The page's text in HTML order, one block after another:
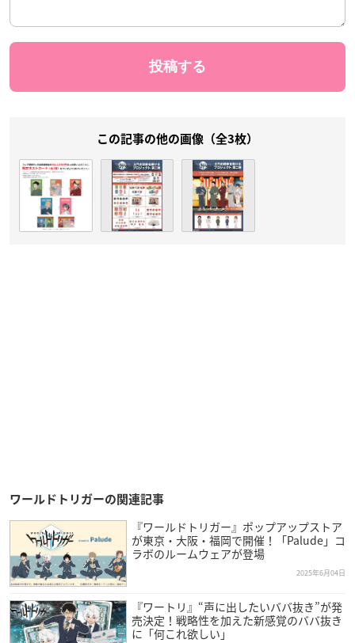
この記事の他の画像（全3枚）
ワールドトリガーの関連記事
『ワールドトリガー』ポップアップストア
が東京・大阪・福岡で開催！「Palude」コ
ラボのルームウェアが登場
2025年6月04日
『ワートリ』“声に出したいババ抜き”が発
売決定！戦略性を加えた新感覚のババ抜き
に「何これ欲しい」